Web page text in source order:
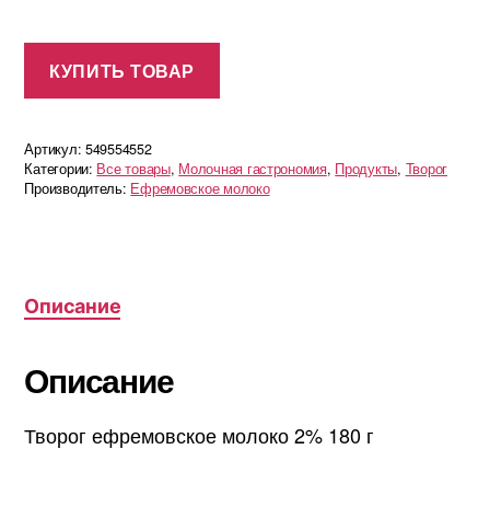
КУПИТЬ ТОВАР
Артикул: 549554552
Категории: Все товары, Молочная гастрономия, Продукты, Творог
Производитель: Ефремовское молоко
Описание
Описание
Творог ефремовское молоко 2% 180 г